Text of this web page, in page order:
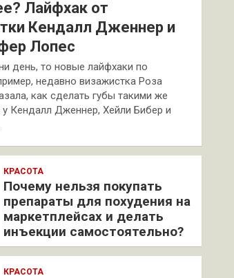
Лайфхак от
Кендалл Дженнер и
Лопес
день, то новые лайфхаки по
недавно визажистка Роза
как сделать губы такими же
у Кендалл Дженнер, Хейли Бибер и
КРАСОТА
Почему нельзя покупать
препараты для похудения на
маркетплейсах и делать
инъекции самостоятельно?
КРАСОТА